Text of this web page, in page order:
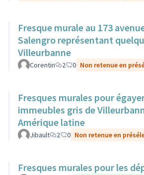
Fresque murale au 173
Salengro représentant
Villeurbanne
Corentin 2 0 Non retenue en
Fresques murales pour
immeubles gris de
Amérique latine
Jibault 2 0 Non retenue en
Fresques murales pour les